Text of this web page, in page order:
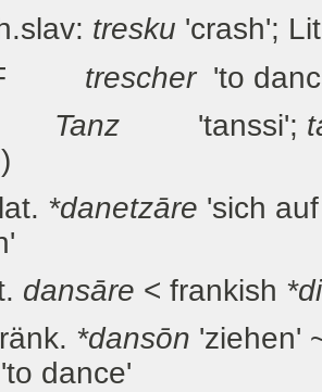
tresku 'crash';
trescher'to
'tanssi';
)
*danetzāre 'sich
dansāre < frankish
*dansōn 'ziehen'
dance'